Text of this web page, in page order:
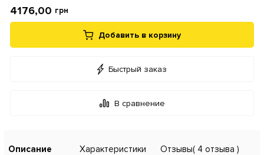
4176,00 грн
Добавить в корзину
Быстрый заказ
В сравнение
Описание Характеристики Отзывы( 4 отзыва )